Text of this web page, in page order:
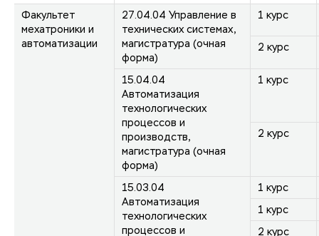
Факультет
мехатроники и
автоматизации
27.04.04 Управление в
технических системах,
магистратура (очная
форма)
1 курс
2 курс
15.04.04
Автоматизация
технологических
процессов и
производств,
магистратура (очная
форма)
1 курс
2 курс
15.03.04
Автоматизация
технологических
процессов и
1 курс
1 курс
2 курс